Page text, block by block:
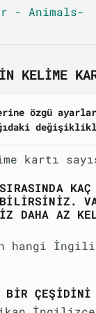
- Animals-
KELIME
özgü
kartı
KAÇ
DAHA AZ
hangi
ÇEŞIDINI